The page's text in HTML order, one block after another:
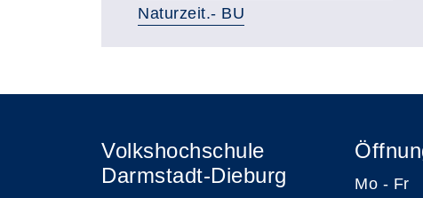
Naturzeit.- BU
Volkshochschule
Darmstadt-Dieburg
Mo -